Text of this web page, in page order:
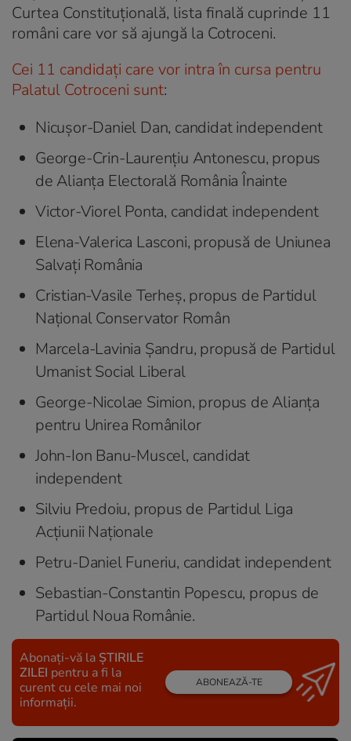
Curtea Constituțională, lista finală cuprinde 11
români care vor să ajungă la Cotroceni.
Cei 11 candidați care vor intra în cursa pentru
Palatul Cotroceni sunt:
Nicușor-Daniel Dan, candidat independent
George-Crin-Laurențiu Antonescu, propus
de Alianța Electorală România Înainte
Victor-Viorel Ponta, candidat independent
Elena-Valerica Lasconi, propusă de Uniunea
Salvați România
Cristian-Vasile Terheș, propus de Partidul
Național Conservator Român
Marcela-Lavinia Șandru, propusă de Partidul
Umanist Social Liberal
George-Nicolae Simion, propus de Alianța
pentru Unirea Românilor
John-Ion Banu-Muscel, candidat
independent
Silviu Predoiu, propus de Partidul Liga
Acțiunii Naționale
Petru-Daniel Funeriu, candidat independent
Sebastian-Constantin Popescu, propus de
Partidul Noua Românie.
Abonați-vă la ȘTIRILE
ZILEI pentru a fi la
curent cu cele mai noi
informații.
ABONEAZĂ-TE